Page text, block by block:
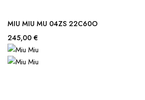
MIU MIU MU 04ZS 22C60O
245,00 €